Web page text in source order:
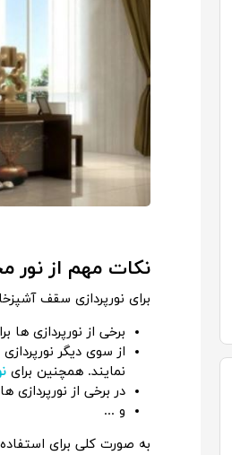
نکات مهم ازنور
برای نورپردازی سقف
برخی از نورپردازی
از سوی دیگر
نمایند. همچنین برای
در برخی از
و ...
به صورت کلی برای